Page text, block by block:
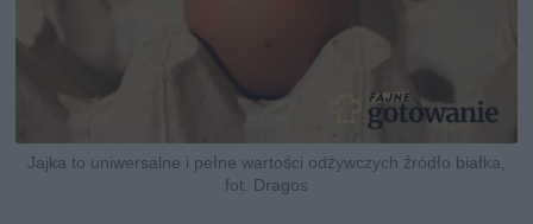
Jajka to uniwersalne i pełne wartości odżywczych źródło białka,
fot. Dragos